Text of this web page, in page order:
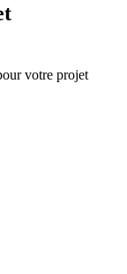
votre projet